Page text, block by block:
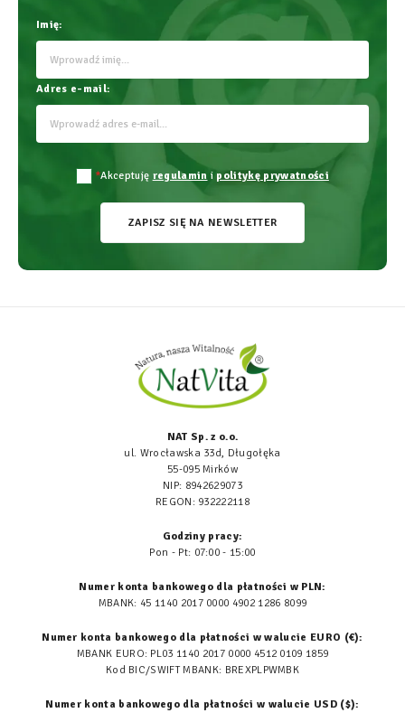
Imię:
Adres e-mail:
*Akceptuję regulamin i politykę prywatności
ZAPISZ SIĘ NA NEWSLETTER
NAT Sp. z o.o.
ul. Wrocławska 33d, Długołęka
55-095 Mirków
NIP: 8942629073
REGON: 932222118
Godziny pracy:
Pon - Pt: 07:00 - 15:00
Numer konta bankowego dla płatności w PLN:
MBANK: 45 1140 2017 0000 4902 1286 8099
Numer konta bankowego dla płatności w walucie EURO (€):
MBANK EURO: PL03 1140 2017 0000 4512 0109 1859
Kod BIC/SWIFT MBANK: BREXPLPWMBK
Numer konta bankowego dla płatności w walucie USD ($):